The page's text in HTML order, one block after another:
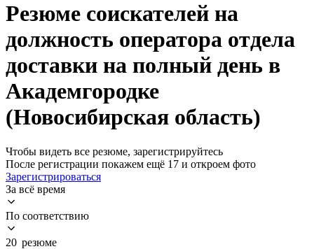
Резюме соискателей на
должность оператора отдела
доставки на полный день в
Академгородке
(Новосибирская область)
Чтобы видеть все резюме, зарегистрируйтесь
После регистрации покажем ещё 17 и откроем фото
Зарегистрироваться
За всё время
По соответствию
20 резюме